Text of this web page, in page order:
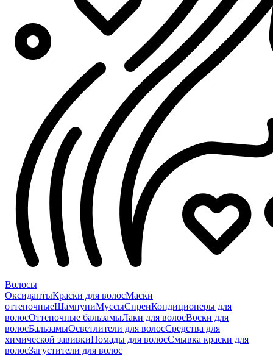
Волосы
ОксидантыКраски для волосМаски
оттеночныеШампуниМуссыСпреиКондиционеры для
волосОттеночные бальзамыЛаки для волосВоски для
волосБальзамыОсветлители для волосСредства для
химической завивкиПомады для волосСмывка краски для
волосЗагустители для волос